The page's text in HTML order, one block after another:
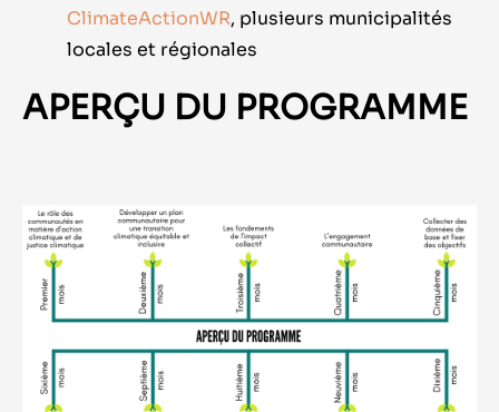
ClimateActionWR, plusieurs municipalités
locales et régionales
APERÇU DU PROGRAMME